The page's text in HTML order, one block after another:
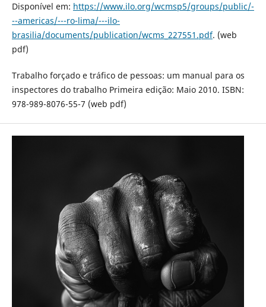
Disponível em: https://www.ilo.org/wcmsp5/groups/public/-
--americas/---ro-lima/---ilo-
brasilia/documents/publication/wcms_227551.pdf. (web
pdf)
Trabalho forçado e tráfico de pessoas: um manual para os
inspectores do trabalho Primeira edição: Maio 2010. ISBN:
978-989-8076-55-7 (web pdf)